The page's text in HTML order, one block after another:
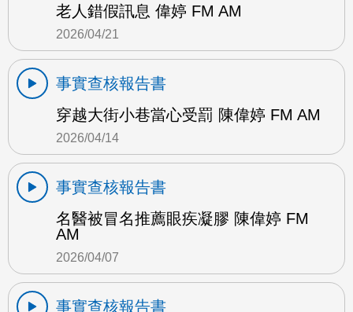
老人錯假訊息 偉婷 FM AM
2026/04/21
事實查核報告書
穿越大街小巷當心受罰 陳偉婷 FM AM
2026/04/14
事實查核報告書
名醫被冒名推薦眼疾凝膠 陳偉婷 FM
AM
2026/04/07
事實查核報告書